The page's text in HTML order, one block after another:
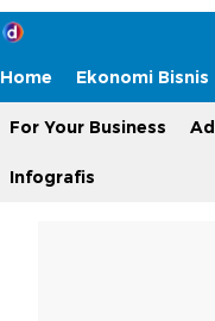
Home Ekonomi Bisnis
For Your Business
Infografis